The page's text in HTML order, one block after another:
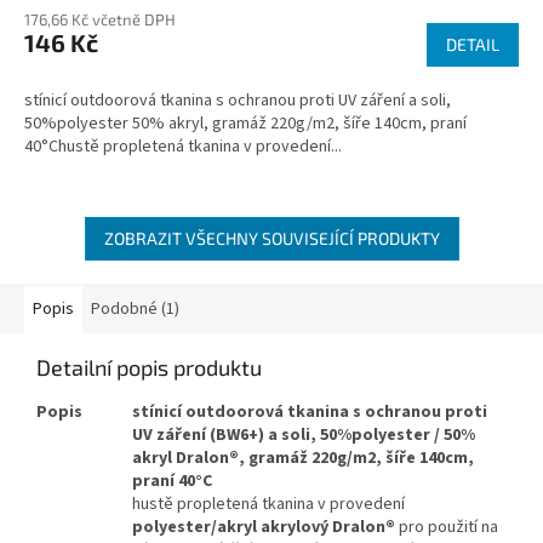
176,66 Kč včetně DPH
146 Kč DETAIL
stínicí outdoorová tkanina s ochranou proti UV záření a soli,
50%polyester 50% akryl, gramáž 220g/m2, šíře 140cm, praní
40°Chustě propletená tkanina v provedení...
ZOBRAZIT VŠECHNY SOUVISEJÍCÍ PRODUKTY
Popis Podobné (1)
Detailní popis produktu
Popis
stínicí outdoorová tkanina s ochranou proti
UV záření (BW6+) a soli, 50%polyester / 50%
akryl Dralon®, gramáž 220g/m2, šíře 140cm,
praní 40°C
hustě propletená tkanina v provedení
polyester/akryl akrylový Dralon® pro použití na